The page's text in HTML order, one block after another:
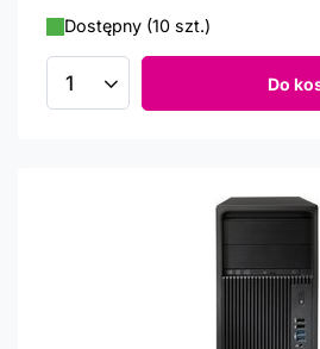
Dostępny (10 szt.)
Ilość produktów Do